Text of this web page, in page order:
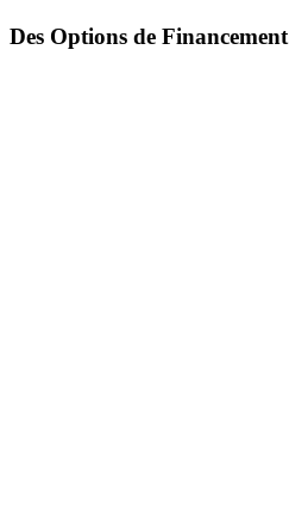
Des Options de